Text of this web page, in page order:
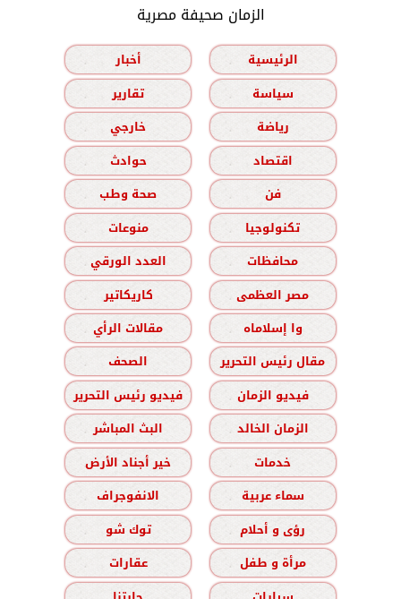
الزمان صحيفة مصرية
الرئيسية
أخبار
سياسة
تقارير
رياضة
خارجي
اقتصاد
حوادث
فن
صحة وطب
تكنولوجيا
منوعات
محافظات
العدد الورقي
مصر العظمى
كاريكاتير
وا إسلاماه
مقالات الرأي
مقال رئيس التحرير
الصحف
فيديو الزمان
فيديو رئيس التحرير
الزمان الخالد
البث المباشر
خدمات
خير أجناد الأرض
سماء عربية
الانفوجراف
رؤى و أحلام
توك شو
مرأة و طفل
عقارات